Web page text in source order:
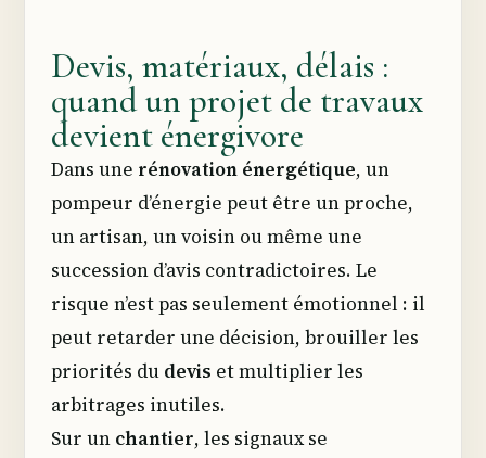
Devis, matériaux, délais :
quand un projet de travaux
devient énergivore
Dans une rénovation énergétique, un
pompeur d’énergie peut être un proche,
un artisan, un voisin ou même une
succession d’avis contradictoires. Le
risque n’est pas seulement émotionnel : il
peut retarder une décision, brouiller les
priorités du devis et multiplier les
arbitrages inutiles.
Sur un chantier, les signaux se